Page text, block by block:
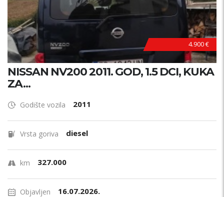
4.900 €
NISSAN NV200 2011. GOD, 1.5 DCI, KUKA
ZA...
Godište vozila 2011
Vrsta goriva diesel
km 327.000
Objavljen 16.07.2026.